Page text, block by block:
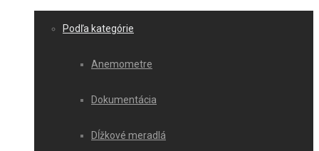
Podľa kategórie
Anemometre
Dokumentácia
Dĺžkové meradlá